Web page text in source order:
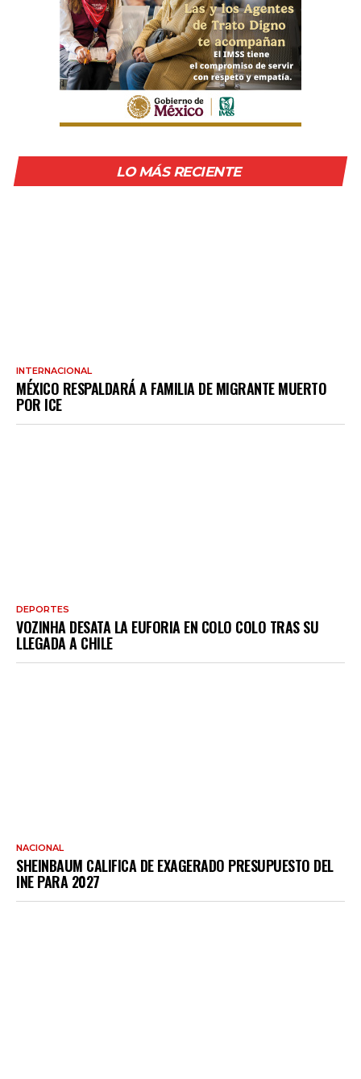
LO MÁS RECIENTE
INTERNACIONAL
MÉXICO RESPALDARÁ A FAMILIA DE MIGRANTE MUERTO
POR ICE
DEPORTES
VOZINHA DESATA LA EUFORIA EN COLO COLO TRAS SU
LLEGADA A CHILE
NACIONAL
SHEINBAUM CALIFICA DE EXAGERADO PRESUPUESTO DEL
INE PARA 2027